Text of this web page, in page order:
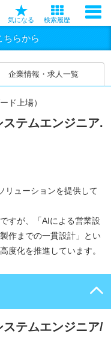
気になる 検索履歴
ちらから
企業情報・求人一覧
ド上場）
テムエンジニア.
リューションを提供して
すが、「AIによる営業設
作までの一貫設計」とい
度化を推進しています。
テムエンジニア/